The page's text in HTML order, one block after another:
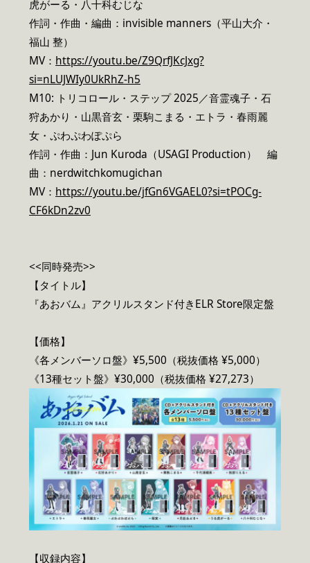
虎がーる・八十科むじな
作詞・作曲・編曲：invisible manners（平山大介・
福山 整）
MV： https://youtu.be/Z9QrfJKcJxg?
si=nLUJWIy0UkRhZ-h5
M10: トリコロール・ステップ 2025／音霊魂子・石
狩あかり・山黒音玄・栗駒こまる・エトラ・春雨麗
女・ぷわぷわぽぷら
作詞・作曲：Jun Kuroda（USAGI Production） 編
曲：nerdwitchkomugichan
MV： https://youtu.be/jfGn6VGAEL0?si=tPOCg-
CF6kDn2zv0
<<同時発売>>
【タイトル】
『あおバム』アクリルスタンド付きELR Store限定盤
【価格】
《各メンバーソロ盤》¥5,500（税抜価格 ¥5,000）
《13種セット盤》¥30,000（税抜価格 ¥27,273）
【収録内容】